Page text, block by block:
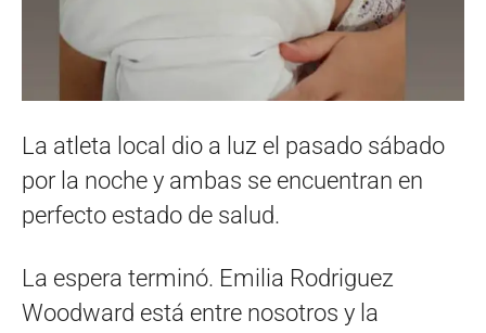
La atleta local dio a luz el pasado sábado
por la noche y ambas se encuentran en
perfecto estado de salud.
La espera terminó. Emilia Rodriguez
Woodward está entre nosotros y la